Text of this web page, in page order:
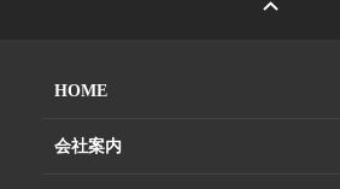
HOME
会社案内